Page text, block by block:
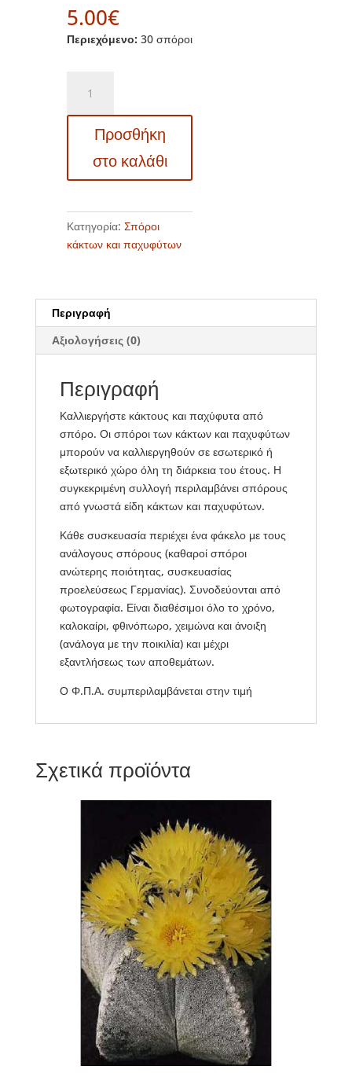
5.00€
Περιεχόμενο: 30 σπόροι
κάκτων
και
παχυφύτων
19453
var.
monstrosus
Προσθήκη
στο καλάθι
Κατηγορία: Σπόροι
κάκτων και παχυφύτων
Περιγραφή
Αξιολογήσεις (0)
Περιγραφή
Καλλιεργήστε κάκτους και παχύφυτα από
σπόρο. Οι σπόροι των κάκτων και παχυφύτων
μπορούν να καλλιεργηθούν σε εσωτερικό ή
εξωτερικό χώρο όλη τη διάρκεια του έτους. Η
συγκεκριμένη συλλογή περιλαμβάνει σπόρους
από γνωστά είδη κάκτων και παχυφύτων.
Κάθε συσκευασία περιέχει ένα φάκελο με τους
ανάλογους σπόρους (καθαροί σπόροι
ανώτερης ποιότητας, συσκευασίας
προελεύσεως Γερμανίας). Συνοδεύονται από
φωτογραφία. Είναι διαθέσιμοι όλο το χρόνο,
καλοκαίρι, φθινόπωρο, χειμώνα και άνοιξη
(ανάλογα με την ποικιλία) και μέχρι
εξαντλήσεως των αποθεμάτων.
Ο Φ.Π.Α. συμπεριλαμβάνεται στην τιμή
Σχετικά προϊόντα